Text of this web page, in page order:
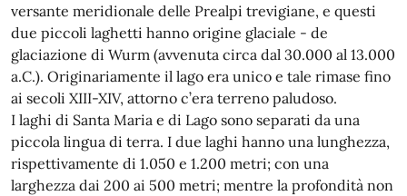
versante meridionale delle Prealpi trevigiane, e questi
due piccoli laghetti hanno origine glaciale - de
glaciazione di Wurm (avvenuta circa dal 30.000 al 13.000
a.C.). Originariamente il lago era unico e tale rimase fino
ai secoli XIII-XIV, attorno c’era terreno paludoso.
I laghi di Santa Maria e di Lago sono separati da una
piccola lingua di terra. I due laghi hanno una lunghezza,
rispettivamente di 1.050 e 1.200 metri; con una
larghezza dai 200 ai 500 metri; mentre la profondità non